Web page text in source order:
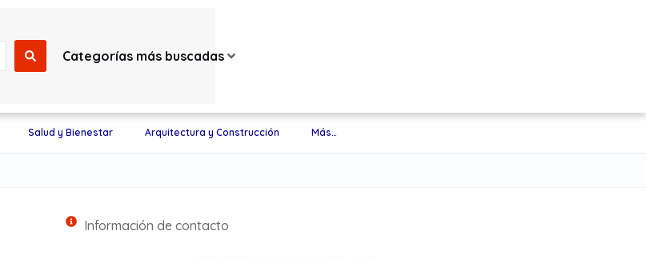
Categorías más buscadas
Salud y Bienestar Arquitectura y Construcción Más…
Información de contacto